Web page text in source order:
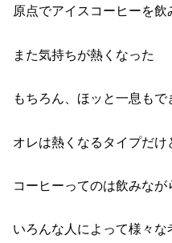
原点でアイスコーヒーを飲
また気持ちが熱くなった
もちろん、 ほッと一息もで
オレは熱くなるタイプだけ
コーヒーってのは飲みなが
いろんな人によって様々な